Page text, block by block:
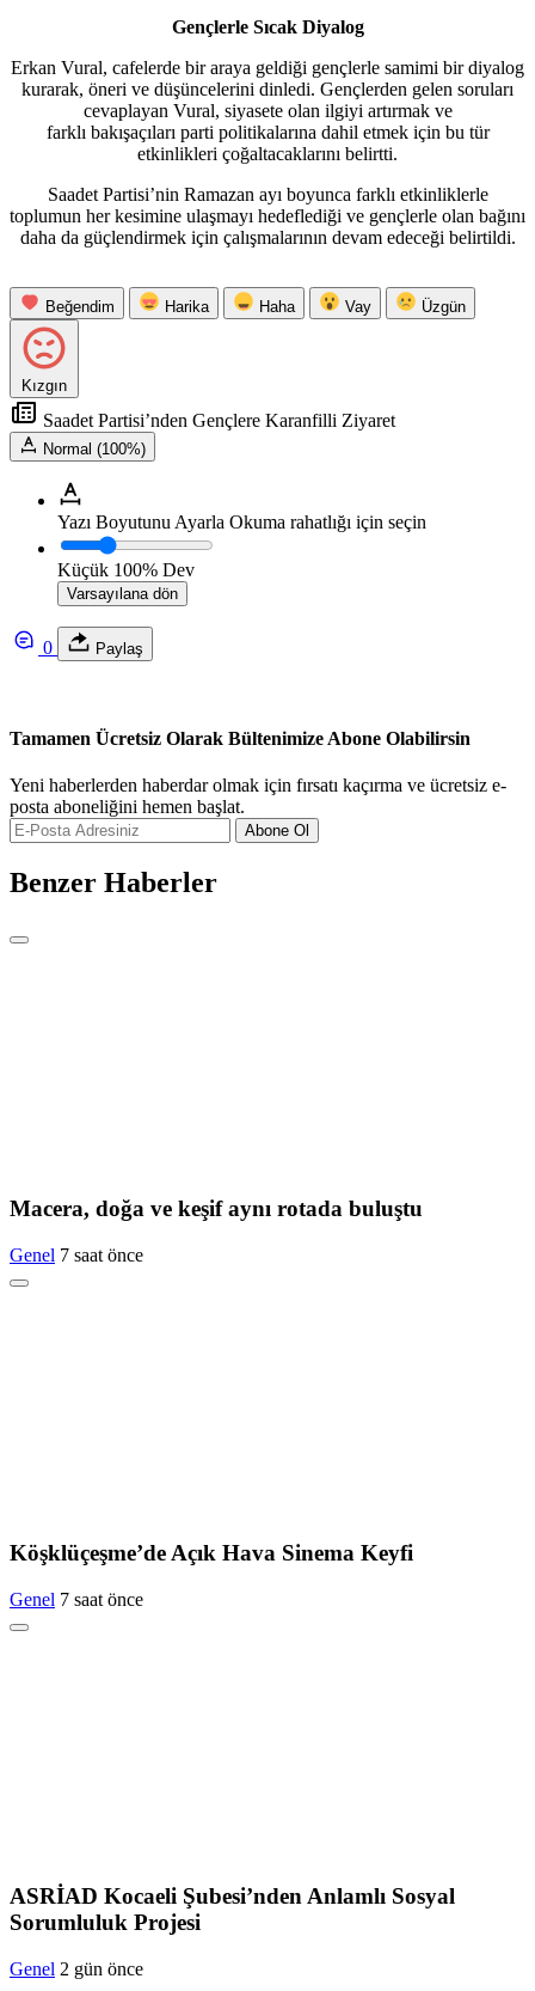
Gençlerle Sıcak Diyalog
Erkan Vural, cafelerde bir araya geldiği gençlerle samimi bir diyalog
kurarak, öneri ve düşüncelerini dinledi. Gençlerden gelen soruları
cevaplayan Vural, siyasete olan ilgiyi artırmak ve
farklı bakışaçıları parti politikalarına dahil etmek için bu tür
etkinlikleri çoğaltacaklarını belirtti.
Saadet Partisi’nin Ramazan ayı boyunca farklı etkinliklerle
toplumun her kesimine ulaşmayı hedeflediği ve gençlerle olan bağını
daha da güçlendirmek için çalışmalarının devam edeceği belirtildi.
Beğendim Harika Haha Vay Üzgün
Kızgın
Saadet Partisi’nden Gençlere Karanfilli Ziyaret
Normal (100%)
Yazı Boyutunu Ayarla Okuma rahatlığı için seçin
Küçük 100% Dev
Varsayılana dön
0 Paylaş
Tamamen Ücretsiz Olarak Bültenimize Abone Olabilirsin
Yeni haberlerden haberdar olmak için fırsatı kaçırma ve ücretsiz e-
posta aboneliğini hemen başlat.
Abone Ol
Benzer Haberler
Macera, doğa ve keşif aynı rotada buluştu
Genel 7 saat önce
Köşklüçeşme’de Açık Hava Sinema Keyfi
Genel 7 saat önce
ASRİAD Kocaeli Şubesi’nden Anlamlı Sosyal
Sorumluluk Projesi
Genel 2 gün önce